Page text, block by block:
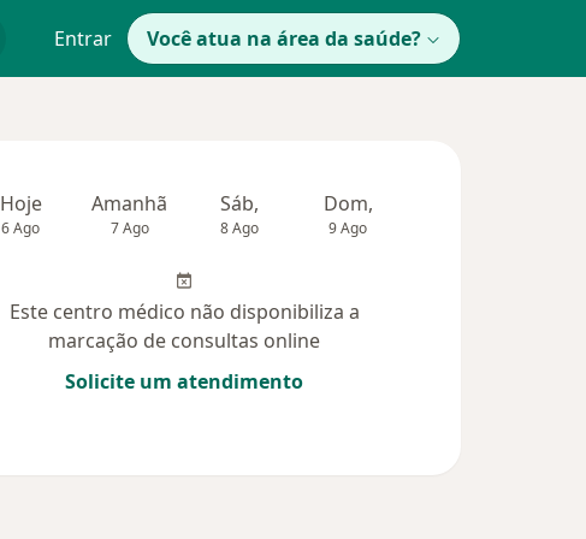
Entrar Você atua na área da saúde?
Hoje
6 Ago
Amanhã
7 Ago
Sáb,
8 Ago
Dom,
9 Ago
Este centro médico não disponibiliza a
marcação de consultas online
Solicite um atendimento